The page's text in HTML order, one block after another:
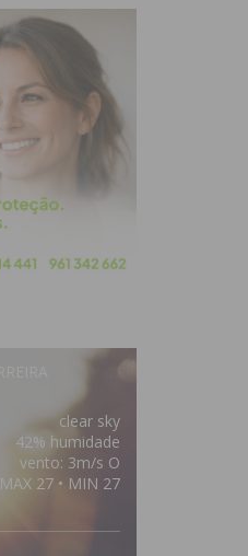
clear sky
42% humidade
vento: 3m/s O
MAX 27 • MIN 27